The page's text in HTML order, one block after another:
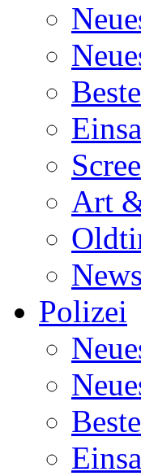
Art
News
Polizei